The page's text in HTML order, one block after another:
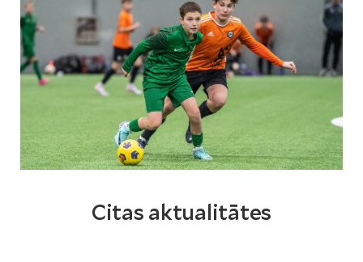
Citas aktualitātes